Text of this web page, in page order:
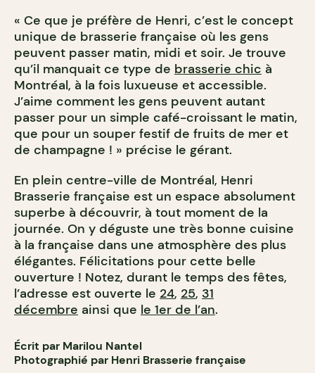
« Ce que je préfère de Henri, c’est le concept
unique de brasserie française où les gens
peuvent passer matin, midi et soir. Je trouve
qu’il manquait ce type de brasserie chic à
Montréal, à la fois luxueuse et accessible.
J’aime comment les gens peuvent autant
passer pour un simple café-croissant le matin,
que pour un souper festif de fruits de mer et
de champagne ! » précise le gérant.
En plein centre-ville de Montréal, Henri
Brasserie française est un espace absolument
superbe à découvrir, à tout moment de la
journée. On y déguste une très bonne cuisine
à la française dans une atmosphère des plus
élégantes. Félicitations pour cette belle
ouverture ! Notez, durant le temps des fêtes,
l’adresse est ouverte le 24, 25, 31
décembre ainsi que le 1er de l’an.
Écrit par Marilou Nantel
Photographié par Henri Brasserie française